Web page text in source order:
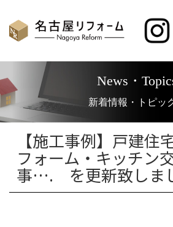
News・
新着情報・トピッ
【施工事例】戸建住
フォーム・キッチン
事…. を更新致しま